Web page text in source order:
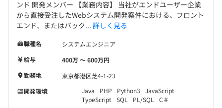
ンド 開発メンバー 【業務内容】 当社がエンドユーザー企業
から直接受注したWebシステム開発案件における、フロント
エンド、またはバック... 詳しく見る
職種名
システムエンジニア
給与
400万 〜 600万円
勤務地
東京都港区芝4-1-23
開発環境
Java PHP Python3
JavaScript
TypeScript
SQL PL/SQL
C＃